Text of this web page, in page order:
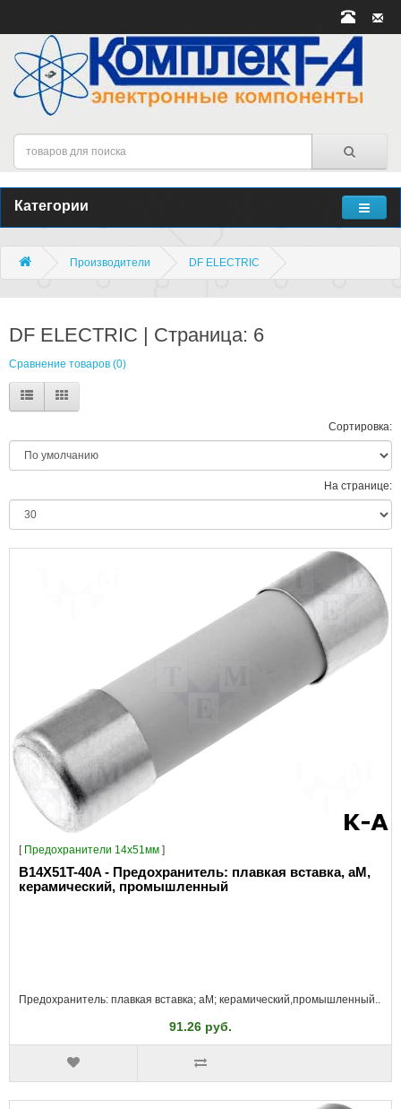
Категории
Производители DF ELECTRIC
DF ELECTRIC | Страница: 6
Сравнение товаров (0)
Сортировка:
На странице:
[ Предохранители 14x51мм ]
B14X51T-40A - Предохранитель: плавкая вставка, aM,
керамический, промышленный
Предохранитель: плавкая вставка; aM; керамический,промышленный..
91.26 руб.